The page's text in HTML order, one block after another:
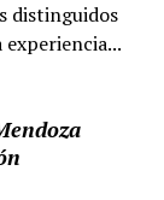
distinguidos